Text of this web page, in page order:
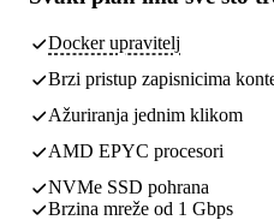
Docker upravitelj
Brzi pristup zapisnicima
Ažuriranja jednim klikom
AMD EPYC procesori
NVMe SSD pohrana
Brzina mreže od 1 Gbps